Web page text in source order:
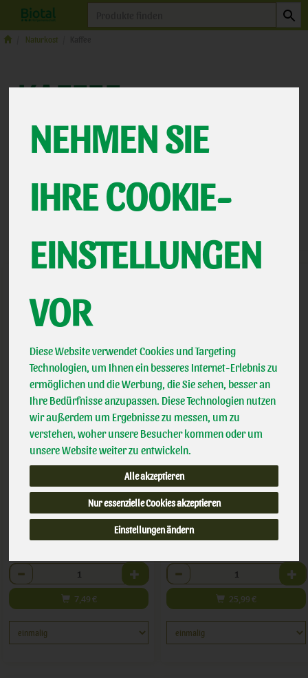
NEHMEN SIE
IHRE COOKIE-
EINSTELLUNGEN
VOR
Diese Website verwendet Cookies und Targeting
Technologien, um Ihnen ein besseres Internet-Erlebnis zu
ermöglichen und die Werbung, die Sie sehen, besser an
Ihre Bedürfnisse anzupassen. Diese Technologien nutzen
wir außerdem um Ergebnisse zu messen, um zu
verstehen, woher unsere Besucher kommen oder um
unsere Website weiter zu entwickeln.
Alle akzeptieren
Nur essenzielle Cookies akzeptieren
Einstellungen ändern
Naturkost
KAFFEE
12
Hersteller Ernährung Allergene
Cafe Pino Bohne
7,49 € / 500g
500g
Anzahl
7,49 €
25,99 € / 1 kg
1 * 1 kg (25,99 € / kg)
1 kg
Anzahl
25,99 €